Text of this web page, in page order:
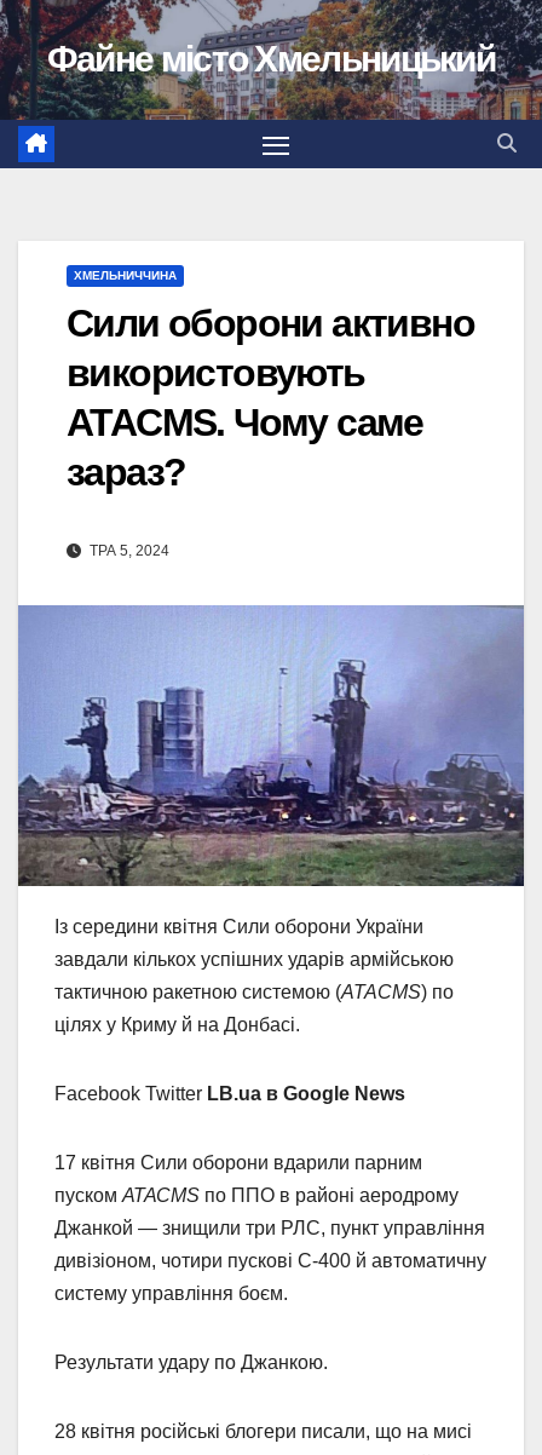
Перейти
до
вмісту
Файне місто Хмельницький
ХМЕЛЬНИЧЧИНА
Сили оборони активно
використовують
ATACMS. Чому саме
зараз?
ТРА 5, 2024
Із середини квітня Сили оборони України
завдали кількох успішних ударів армійською
тактичною ракетною системою (ATACMS) по
цілях у Криму й на Донбасі.
Facebook Twitter LB.ua в Google News
17 квітня Сили оборони вдарили парним
пуском АТАСМS по ППО в районі аеродрому
Джанкой — знищили три РЛС, пункт управління
дивізіоном, чотири пускові С-400 й автоматичну
систему управління боєм.
Результати удару по Джанкою.
28 квітня російські блогери писали, що на мисі